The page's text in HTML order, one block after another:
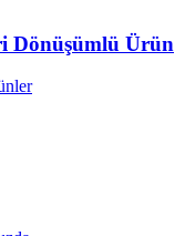
Dönüşümlü Ürün